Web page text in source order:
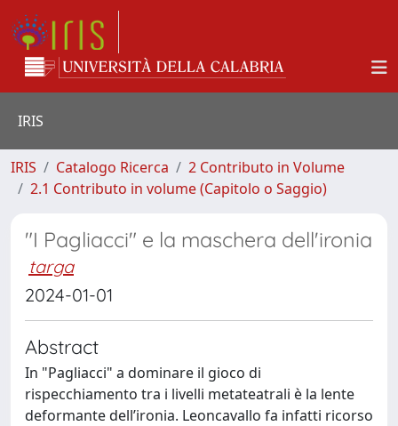
IRIS
IRIS Catalogo Ricerca
2 Contributo in Volume
2.1 Contributo in volume (Capitolo o Saggio)
"I Pagliacci" e la maschera dell'ironia
targa
2024-01-01
Abstract
In "Pagliacci" a dominare il gioco di
rispecchiamento tra i livelli metateatrali è la lente
deformante dell’ironia. Leoncavallo fa infatti ricorso